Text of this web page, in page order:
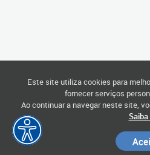
Este site utiliza cookies para
fornecer serviços
Ao continuar a navegar neste site,